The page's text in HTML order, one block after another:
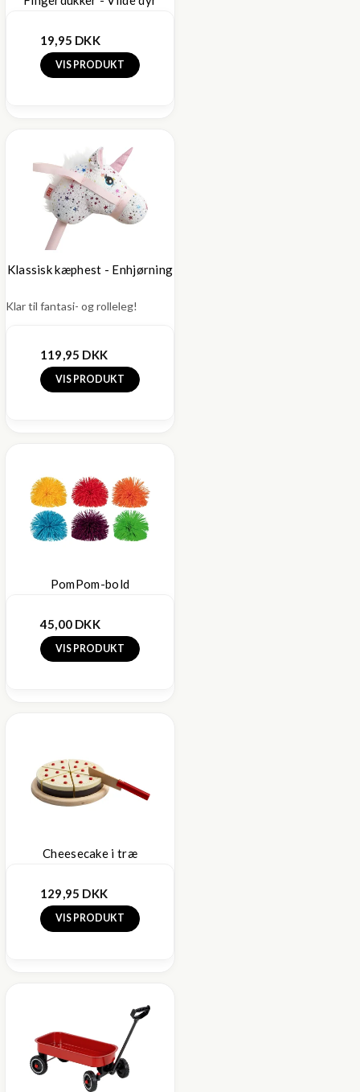
19,95 DKK
VIS PRODUKT
Klassisk kæphest - Enhjørning
Klar til fantasi- og rolleleg!
119,95 DKK
VIS PRODUKT
PomPom-bold
45,00 DKK
VIS PRODUKT
Cheesecake i træ
129,95 DKK
VIS PRODUKT